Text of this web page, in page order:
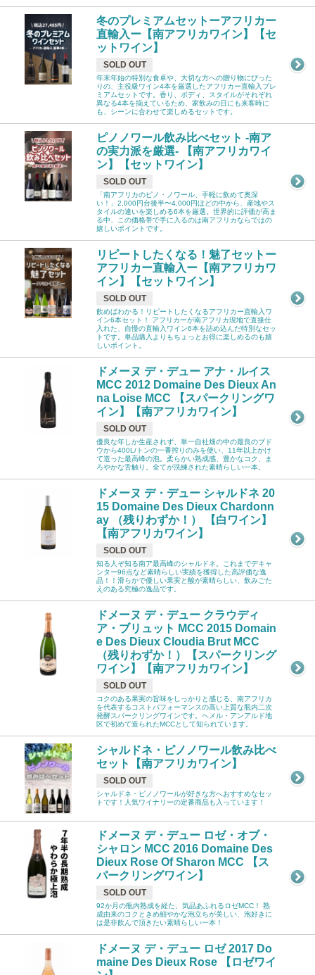
冬のプレミアムセットーアフリカー
直輸入ー【南アフリカワイン】【セ
ットワイン】
SOLD OUT
年末年始の特別な食卓や、大切な方への贈り物にぴった
りの、主役級ワイン4本を厳選したアフリカー直輸入プレ
ミアムセットです。香り、ボディ、スタイルがそれぞれ
異なる4本を揃えているため、家飲みの日にも来客時に
も、シーンに合わせて楽しめるセットです。
ピノノワール飲み比べセット -南ア
の実力派を厳選- 【南アフリカワイ
ン】【セットワイン】
SOLD OUT
「南アフリカのピノ・ノワール、手軽に飲めて奥深
い！」2,000円台後半〜4,000円ほどの中から、産地やス
タイルの違いを楽しめる6本を厳選。世界的に評価が高ま
る中、この価格帯で手に入るのは南アフリカならではの
嬉しいポイントです。
リピートしたくなる！魅了セットー
アフリカー直輸入ー【南アフリカワ
イン】【セットワイン】
SOLD OUT
飲めばわかる！リピートしたくなるアフリカー直輸入ワ
イン6本セット！ アフリカーが南アフリカ現地で直接仕
入れた、自慢の直輸入ワイン6本を詰め込んだ特別なセッ
トです。単品購入よりもちょっとお得に楽しめるのも嬉
しいポイント。
ドメーヌ デ・デュー アナ・ルイス
MCC 2012 Domaine Des Dieux An
na Loise MCC 【スパークリングワ
イン】【南アフリカワイン】
SOLD OUT
優良な年しか生産されず、単一自社畑の中の最良のブド
ウから400L/トンの一番搾りのみを使い、11年以上かけ
て造った最高峰の泡。柔らかい熟成感、豊かなコク、ま
ろやかな舌触り。全てが洗練された素晴らしい一本。
ドメーヌ デ・デュー シャルドネ 20
15 Domaine Des Dieux Chardonn
ay （残りわずか！） 【白ワイン】
【南アフリカワイン】
SOLD OUT
知る人ぞ知る南ア最高峰のシャルドネ。これまでデキャ
ンター96点など素晴らしい実績を獲得した高評価な逸
品！！滑らかで優しい果実と酸が素晴らしい、飲みごた
えのある究極の逸品です。
ドメーヌ デ・デュー クラウディ
ア・ブリュット MCC 2015 Domain
e Des Dieux Cloudia Brut MCC
（残りわずか！）【スパークリング
ワイン】【南アフリカワイン】
SOLD OUT
コクのある果実の旨味をしっかりと感じる、南アフリカ
を代表するコストパフォーマンスの高い上質な瓶内二次
発酵スパークリングワインです。ヘメル・アンアルド地
区で初めて造られたMCCとして知られています。
シャルドネ・ピノノワール飲み比べ
セット【南アフリカワイン】
SOLD OUT
シャルドネ・ピノノワールが好きな方へおすすめなセッ
トです！人気ワイナリーの定番商品も入っています！
ドメーヌ デ・デュー ロゼ・オブ・
シャロン MCC 2016 Domaine Des
Dieux Rose Of Sharon MCC 【ス
パークリングワイン】
SOLD OUT
92か月の瓶内熟成を経た、気品あふれるロゼMCC！ 熟
成由来のコクときめ細やかな泡立ちが美しい、泡好きに
は是非飲んで頂きたい素晴らしい一本！
ドメーヌ デ・デュー ロゼ 2017 Do
maine Des Dieux Rose 【ロゼワイ